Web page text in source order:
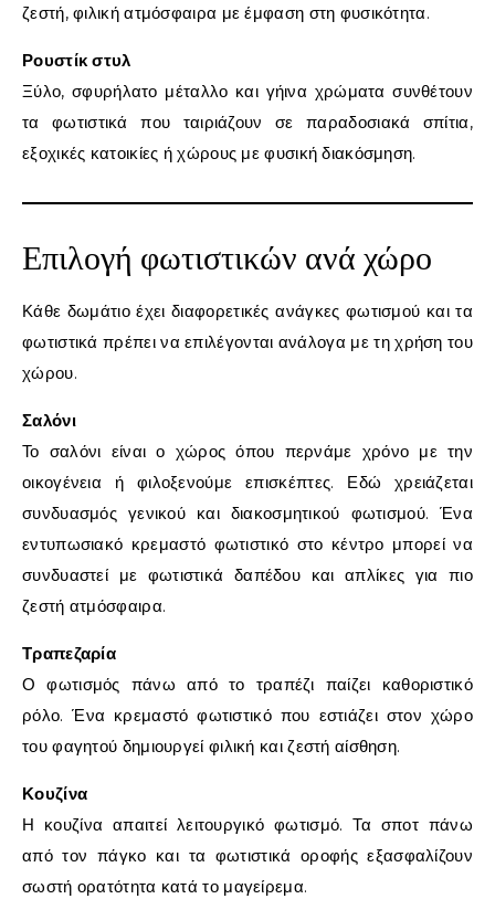
ζεστή, φιλική ατμόσφαιρα με έμφαση στη φυσικότητα.
Ρουστίκ στυλ
Ξύλο, σφυρήλατο μέταλλο και γήινα χρώματα συνθέτουν
τα φωτιστικά που ταιριάζουν σε παραδοσιακά σπίτια,
εξοχικές κατοικίες ή χώρους με φυσική διακόσμηση.
Επιλογή φωτιστικών ανά χώρο
Κάθε δωμάτιο έχει διαφορετικές ανάγκες φωτισμού και τα
φωτιστικά πρέπει να επιλέγονται ανάλογα με τη χρήση του
χώρου.
Σαλόνι
Το σαλόνι είναι ο χώρος όπου περνάμε χρόνο με την
οικογένεια ή φιλοξενούμε επισκέπτες. Εδώ χρειάζεται
συνδυασμός γενικού και διακοσμητικού φωτισμού. Ένα
εντυπωσιακό κρεμαστό φωτιστικό στο κέντρο μπορεί να
συνδυαστεί με φωτιστικά δαπέδου και απλίκες για πιο
ζεστή ατμόσφαιρα.
Τραπεζαρία
Ο φωτισμός πάνω από το τραπέζι παίζει καθοριστικό
ρόλο. Ένα κρεμαστό φωτιστικό που εστιάζει στον χώρο
του φαγητού δημιουργεί φιλική και ζεστή αίσθηση.
Κουζίνα
Η κουζίνα απαιτεί λειτουργικό φωτισμό. Τα σποτ πάνω
από τον πάγκο και τα φωτιστικά οροφής εξασφαλίζουν
σωστή ορατότητα κατά το μαγείρεμα.